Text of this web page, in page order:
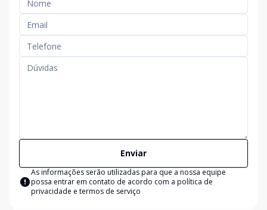
Enviar
As informações serão utilizadas para que a nossa equipe
possa entrar em contato de acordo com a política de
privacidade e termos de serviço